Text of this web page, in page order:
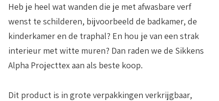
Heb je heel wat wanden die je met afwasbare verf
wenst te schilderen, bijvoorbeeld de badkamer, de
kinderkamer en de traphal? En hou je van een strak
interieur met witte muren? Dan raden we de Sikkens
Alpha Projecttex aan als beste koop.
Dit product is in grote verpakkingen verkrijgbaar,